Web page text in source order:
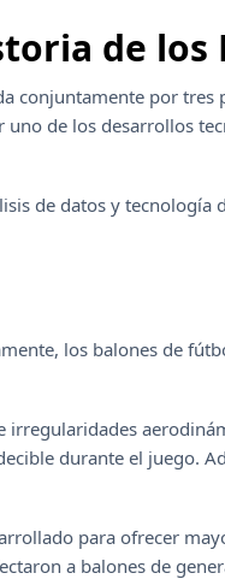
de los
conjuntamente por
de los desarrollos
de datos y
los balones de
durante el juego.
para ofrecer
a balones de